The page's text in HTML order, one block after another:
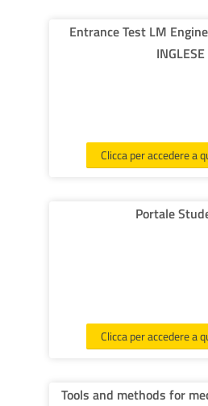
Entrance Test LM
INGLESE
Clicca per accedere a
Portale
Clicca per accedere a
Tools and methods for